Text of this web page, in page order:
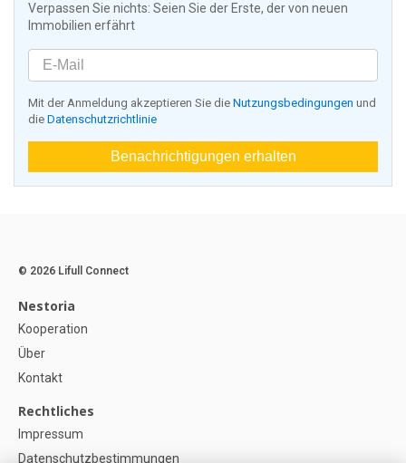
Verpassen Sie nichts: Seien Sie der Erste, der von neuen
Immobilien erfährt
Mit der Anmeldung akzeptieren Sie die Nutzungsbedingungen und
die Datenschutzrichtlinie
Benachrichtigungen erhalten
© 2026 Lifull Connect
Nestoria
Kooperation
Über
Kontakt
Rechtliches
Impressum
Datenschutzbestimmungen